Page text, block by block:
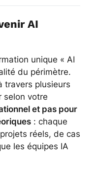
AI
unique « AI
du périmètre.
travers plusieurs
selon votre
et pas pour
: chaque
réels, de cas
les équipes IA